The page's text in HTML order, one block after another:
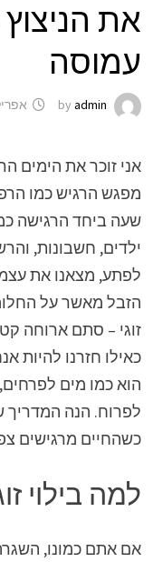
את
עמוסה
byadmin אפריל 21,
אני זוכר את הימים
מפגש הרגיש כמו
שעה ביחד הרגישה
ילדים, חשבונות,
לפתע, מצאנו את
הזבל מאשר על
זוגי – סתם ארוחה
כאילו חזרנו להיות
הוא כמו מים
לפרוח. הנה המדריך
כשהחיים מרגישים
למה בילוי
אם אתם כמונו,